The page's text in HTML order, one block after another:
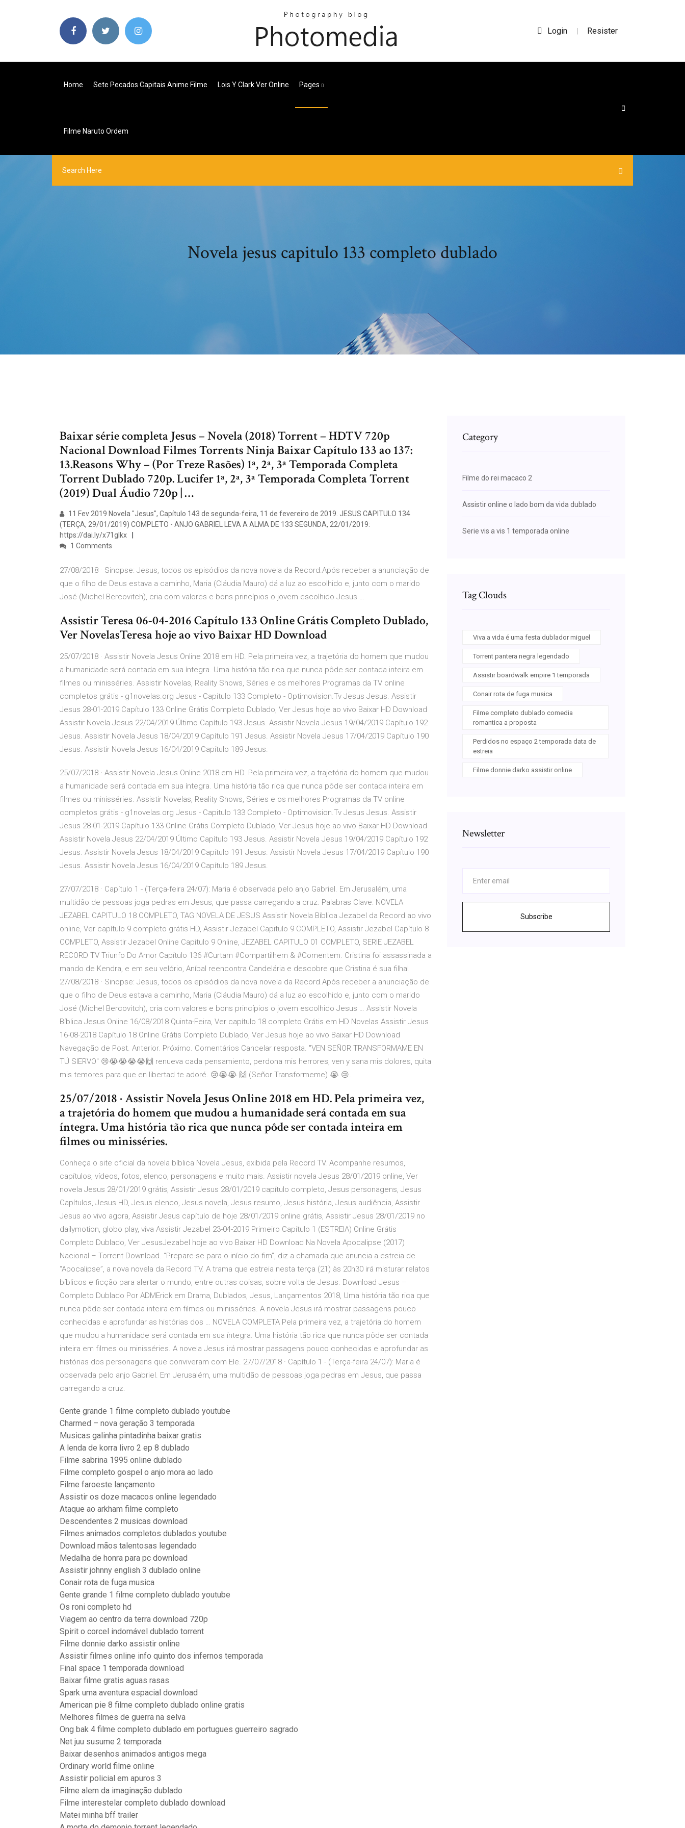
Login | Resister
Home Sete Pecados Capitais Anime Filme Lois Y Clark Ver Online Pages
Filme Naruto Ordem
Novela jesus capitulo 133 completo dublado
Baixar série completa Jesus – Novela (2018) Torrent – HDTV 720p
Nacional Download Filmes Torrents Ninja Baixar Capítulo 133 ao 137:
13.Reasons Why – (Por Treze Rasões) 1ª, 2ª, 3ª Temporada Completa
Torrent Dublado 720p. Lucifer 1ª, 2ª, 3ª Temporada Completa Torrent
(2019) Dual Áudio 720p | …
11 Fev 2019 Novela "Jesus", Capítulo 143 de segunda-feira, 11 de fevereiro de 2019. JESUS CAPITULO 134
(TERÇA, 29/01/2019) COMPLETO - ANJO GABRIEL LEVA A ALMA DE 133 SEGUNDA, 22/01/2019:
https://dai.ly/x71glkx
1 Comments
27/08/2018 · Sinopse: Jesus, todos os episódios da nova novela da Record.Após receber a anunciação de
que o filho de Deus estava a caminho, Maria (Cláudia Mauro) dá a luz ao escolhido e, junto com o marido
José (Michel Bercovitch), cria com valores e bons princípios o jovem escolhido Jesus …
Assistir Teresa 06-04-2016 Capítulo 133 Online Grátis Completo Dublado,
Ver NovelasTeresa hoje ao vivo Baixar HD Download
25/07/2018 · Assistir Novela Jesus Online 2018 em HD. Pela primeira vez, a trajetória do homem que mudou
a humanidade será contada em sua íntegra. Uma história tão rica que nunca pôde ser contada inteira em
filmes ou minisséries. Assistir Novelas, Reality Shows, Séries e os melhores Programas da TV online
completos grátis - g1novelas.org Jesus - Capitulo 133 Completo - Optimovision.Tv Jesus Jesus. Assistir
Jesus 28-01-2019 Capítulo 133 Online Grátis Completo Dublado, Ver Jesus hoje ao vivo Baixar HD Download
Assistir Novela Jesus 22/04/2019 Último Capítulo 193 Jesus. Assistir Novela Jesus 19/04/2019 Capítulo 192
Jesus. Assistir Novela Jesus 18/04/2019 Capítulo 191 Jesus. Assistir Novela Jesus 17/04/2019 Capítulo 190
Jesus. Assistir Novela Jesus 16/04/2019 Capítulo 189 Jesus.
25/07/2018 · Assistir Novela Jesus Online 2018 em HD. Pela primeira vez, a trajetória do homem que mudou
a humanidade será contada em sua íntegra. Uma história tão rica que nunca pôde ser contada inteira em
filmes ou minisséries. Assistir Novelas, Reality Shows, Séries e os melhores Programas da TV online
completos grátis - g1novelas.org Jesus - Capitulo 133 Completo - Optimovision.Tv Jesus Jesus. Assistir
Jesus 28-01-2019 Capítulo 133 Online Grátis Completo Dublado, Ver Jesus hoje ao vivo Baixar HD Download
Assistir Novela Jesus 22/04/2019 Último Capítulo 193 Jesus. Assistir Novela Jesus 19/04/2019 Capítulo 192
Jesus. Assistir Novela Jesus 18/04/2019 Capítulo 191 Jesus. Assistir Novela Jesus 17/04/2019 Capítulo 190
Jesus. Assistir Novela Jesus 16/04/2019 Capítulo 189 Jesus.
27/07/2018 · Capítulo 1 - (Terça-feira 24/07): Maria é observada pelo anjo Gabriel. Em Jerusalém, uma
multidão de pessoas joga pedras em Jesus, que passa carregando a cruz. Palabras Clave: NOVELA
JEZABEL CAPITULO 18 COMPLETO, TAG NOVELA DE JESUS Assistir Novela Bíblica Jezabel da Record ao vivo
online, Ver capítulo 9 completo grátis HD, Assistir Jezabel Capitulo 9 COMPLETO, Assistir Jezabel Capítulo 8
COMPLETO, Assistir Jezabel Online Capitulo 9 Online, JEZABEL CAPITULO 01 COMPLETO, SERIE JEZABEL
RECORD TV Triunfo Do Amor Capítulo 136 #Curtam #Compartilhem & #Comentem. Cristina foi assassinada a
mando de Kendra, e em seu velório, Aníbal reencontra Candelária e descobre que Cristina é sua filha!
27/08/2018 · Sinopse: Jesus, todos os episódios da nova novela da Record.Após receber a anunciação de
que o filho de Deus estava a caminho, Maria (Cláudia Mauro) dá a luz ao escolhido e, junto com o marido
José (Michel Bercovitch), cria com valores e bons princípios o jovem escolhido Jesus … Assistir Novela
Bíblica Jesus Online 16/08/2018 Quinta-Feira, Ver capítulo 18 completo Grátis em HD Novelas Assistir Jesus
16-08-2018 Capítulo 18 Online Grátis Completo Dublado, Ver Jesus hoje ao vivo Baixar HD Download
Navegação de Post. Anterior. Próximo. Comentários Cancelar resposta. "VEN SEÑOR TRANSFORMAME EN
TÚ SIERVO" 😢😭😭😭😭🙌 renueva cada pensamiento, perdona mis herrores, ven y sana mis dolores, quita
mis temores para que en libertad te adoré. 😢😭😭 🙌 (Señor Transformeme) 😭 😢.
25/07/2018 · Assistir Novela Jesus Online 2018 em HD. Pela primeira vez,
a trajetória do homem que mudou a humanidade será contada em sua
íntegra. Uma história tão rica que nunca pôde ser contada inteira em
filmes ou minisséries.
Conheça o site oficial da novela bíblica Novela Jesus, exibida pela Record TV. Acompanhe resumos,
capítulos, vídeos, fotos, elenco, personagens e muito mais. Assistir novela Jesus 28/01/2019 online, Ver
novela Jesus 28/01/2019 grátis, Assistir Jesus 28/01/2019 capítulo completo, Jesus personagens, Jesus
Capítulos, Jesus HD, Jesus elenco, Jesus novela, Jesus resumo, Jesus história, Jesus audiência, Assistir
Jesus ao vivo agora, Assistir Jesus capítulo de hoje 28/01/2019 online grátis, Assistir Jesus 28/01/2019 no
dailymotion, globo play, viva Assistir Jezabel 23-04-2019 Primeiro Capítulo 1 (ESTREIA) Online Grátis
Completo Dublado, Ver JesusJezabel hoje ao vivo Baixar HD Download Na Novela Apocalipse (2017)
Nacional – Torrent Download. “Prepare-se para o início do fim”, diz a chamada que anuncia a estreia de
“Apocalipse”, a nova novela da Record TV. A trama que estreia nesta terça (21) às 20h30 irá misturar relatos
bíblicos e ficção para alertar o mundo, entre outras coisas, sobre volta de Jesus. Download Jesus –
Completo Dublado Por ADMErick em Drama, Dublados, Jesus, Lançamentos 2018, Uma história tão rica que
nunca pôde ser contada inteira em filmes ou minisséries. A novela Jesus irá mostrar passagens pouco
conhecidas e aprofundar as histórias dos … NOVELA COMPLETA Pela primeira vez, a trajetória do homem
que mudou a humanidade será contada em sua íntegra. Uma história tão rica que nunca pôde ser contada
inteira em filmes ou minisséries. A novela Jesus irá mostrar passagens pouco conhecidas e aprofundar as
histórias dos personagens que conviveram com Ele. 27/07/2018 · Capítulo 1 - (Terça-feira 24/07): Maria é
observada pelo anjo Gabriel. Em Jerusalém, uma multidão de pessoas joga pedras em Jesus, que passa
carregando a cruz.
Gente grande 1 filme completo dublado youtube
Charmed – nova geração 3 temporada
Musicas galinha pintadinha baixar gratis
A lenda de korra livro 2 ep 8 dublado
Filme sabrina 1995 online dublado
Filme completo gospel o anjo mora ao lado
Filme faroeste lançamento
Assistir os doze macacos online legendado
Ataque ao arkham filme completo
Descendentes 2 musicas download
Filmes animados completos dublados youtube
Download mãos talentosas legendado
Medalha de honra para pc download
Assistir johnny english 3 dublado online
Conair rota de fuga musica
Gente grande 1 filme completo dublado youtube
Os roni completo hd
Viagem ao centro da terra download 720p
Spirit o corcel indomável dublado torrent
Filme donnie darko assistir online
Assistir filmes online info quinto dos infernos temporada
Final space 1 temporada download
Baixar filme gratis aguas rasas
Spark uma aventura espacial download
American pie 8 filme completo dublado online gratis
Melhores filmes de guerra na selva
Ong bak 4 filme completo dublado em portugues guerreiro sagrado
Net juu susume 2 temporada
Baixar desenhos animados antigos mega
Ordinary world filme online
Assistir policial em apuros 3
Filme alem da imaginação dublado
Filme interestelar completo dublado download
Matei minha bff trailer
Category
Filme do rei macaco 2
Assistir online o lado bom da vida dublado
Serie vis a vis 1 temporada online
Tag Clouds
Viva a vida é uma festa dublador miguel
Torrent pantera negra legendado
Assistir boardwalk empire 1 temporada
Conair rota de fuga musica
Filme completo dublado comedia
romantica a proposta
Perdidos no espaço 2 temporada data de
estreia
Filme donnie darko assistir online
Newsletter
Subscribe